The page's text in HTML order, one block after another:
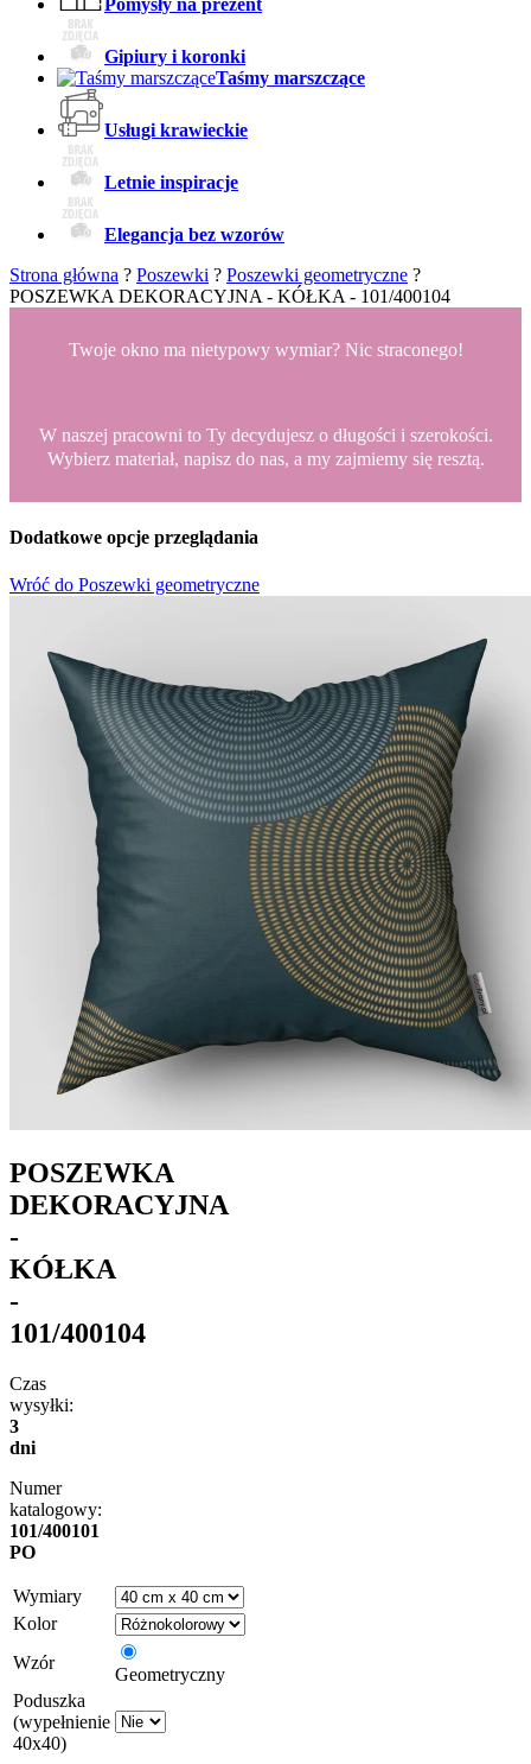
Pomysły na prezent
Gipiury i koronki
Taśmy marszczące
Usługi krawieckie
Letnie inspiracje
Elegancja bez wzorów
Strona główna ? Poszewki ? Poszewki geometryczne ?
POSZEWKA DEKORACYJNA - KÓŁKA - 101/400104
Twoje okno ma nietypowy wymiar? Nic straconego!
W naszej pracowni to Ty decydujesz o długości i szerokości.
Wybierz materiał, napisz do nas, a my zajmiemy się resztą.
Dodatkowe opcje przeglądania
Wróć do Poszewki geometryczne
POSZEWKA
DEKORACYJNA
-
KÓŁKA
-
101/400104
Czas
wysyłki:
3
dni
Numer
katalogowy:
101/400101
PO
Wymiary
Kolor
Wzór
Geometryczny
Poduszka
(wypełnienie
40x40)